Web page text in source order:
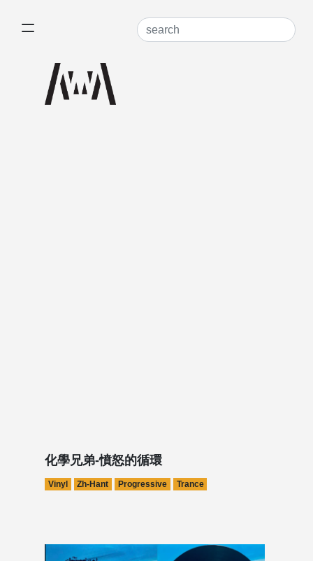
化學兄弟-憤怒的循環
Vinyl Zh-Hant Progressive Trance